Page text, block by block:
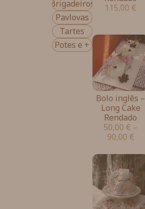
Brigadeiros
Pavlovas
Tartes
Potes e +
115,00 €
Bolo inglês –
Long Cake
Rendado
50,00 € –
90,00 €